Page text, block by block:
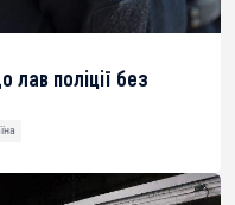
поліції без